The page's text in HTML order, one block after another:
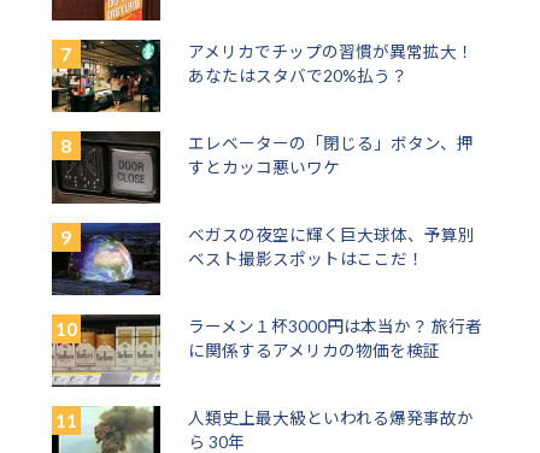
アメリカでチップの習慣が異常拡大！
あなたはスタバで20%払う？
エレベーターの「閉じる」ボタン、押
すとカッコ悪いワケ
ベガスの夜空に輝く巨大球体、予算別
ベスト撮影スポットはここだ！
ラーメン１杯3000円は本当か？ 旅行者
に関係するアメリカの物価を検証
人類史上最大級といわれる爆発事故か
ら 30年